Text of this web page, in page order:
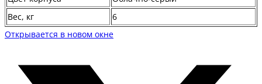
Вес, кг
6
Открывается в новом окне